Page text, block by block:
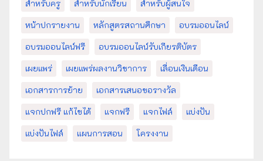
สำหรับครู
สำหรับนักเรียน
สำหรับผู้สนใจ
หน้าปกรายงาน
หลักสูตรสถานศึกษา
อบรมออนไลน์
อบรมออนไลน์ฟรี
อบรมออนไลน์รับเกียรติบัตร
เผยแพร่
เผยแพร่ผลงานวิชาการ
เลื่อนเงินเดือน
เอกสารการย้าย
เอกสารเสนอขอรางวัล
แจกปกฟรี แก้ไขได้
แจกฟรี แจกไฟล์
แบ่งปัน
แบ่งปันไฟล์
แผนการสอน โครงงาน